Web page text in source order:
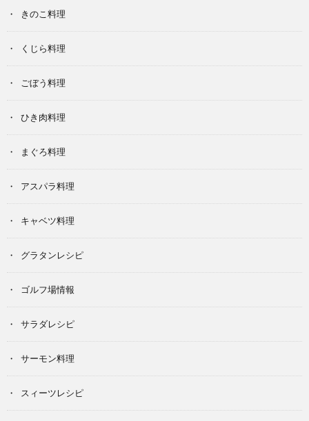
きのこ料理
くじら料理
ごぼう料理
ひき肉料理
まぐろ料理
アスパラ料理
キャベツ料理
グラタンレシピ
ゴルフ場情報
サラダレシピ
サーモン料理
スィーツレシピ